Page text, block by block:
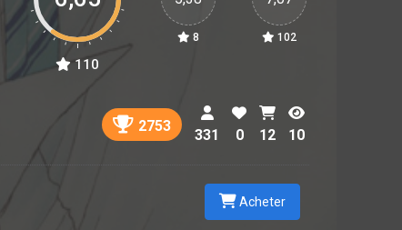
110
8 102
2753
331 0 12 10
Acheter